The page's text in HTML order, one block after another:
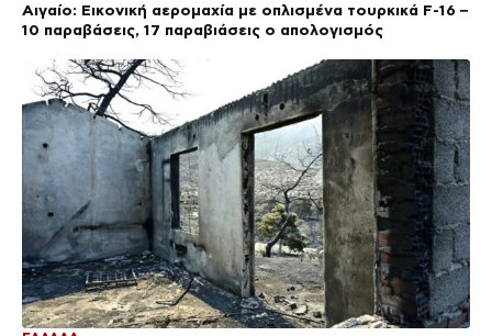
Αιγαίο: Εικονική αερομαχία με οπλισμένα τουρκικά F-16 –
10 παραβάσεις, 17 παραβιάσεις ο απολογισμός